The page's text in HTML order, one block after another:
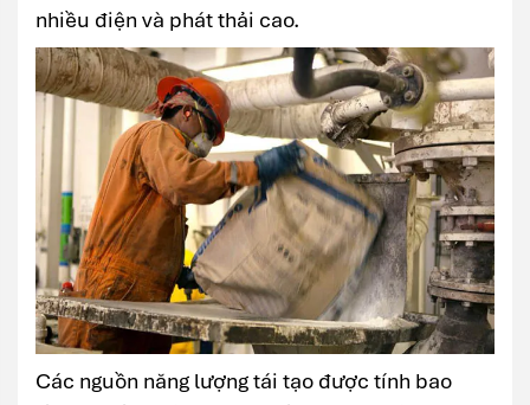
nhiều điện và phát thải cao.
Các nguồn năng lượng tái tạo được tính bao